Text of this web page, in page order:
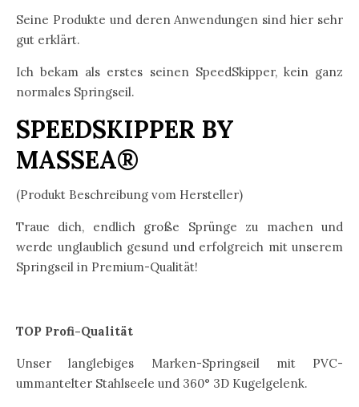
Seine Produkte und deren Anwendungen sind hier sehr
gut erklärt.
Ich bekam als erstes seinen SpeedSkipper, kein ganz
normales Springseil.
SPEEDSKIPPER BY
MASSEA®
(Produkt Beschreibung vom Hersteller)
Traue dich, endlich große Sprünge zu machen und
werde unglaublich gesund und erfolgreich mit unserem
Springseil in Premium-Qualität!
TOP Profi-Qualität
Unser langlebiges Marken-Springseil mit PVC-
ummantelter Stahlseele und 360° 3D Kugelgelenk.